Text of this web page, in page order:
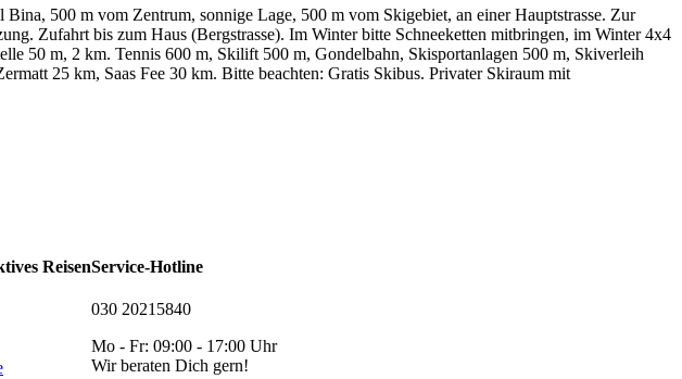
500 m vom Zentrum, sonnige Lage, 500 m vom Skigebiet, an einer Hauptstrasse. Zur
Zufahrt bis zum Haus (Bergstrasse). Im Winter bitte Schneeketten mitbringen, im Winter 4x4
50 m, 2 km. Tennis 600 m, Skilift 500 m, Gondelbahn, Skisportanlagen 500 m, Skiverleih
25 km, Saas Fee 30 km. Bitte beachten: Gratis Skibus. Privater Skiraum mit
ReisenService-Hotline
030 20215840
Mo - Fr: 09:00 - 17:00 Uhr
Wir beraten Dich gern!